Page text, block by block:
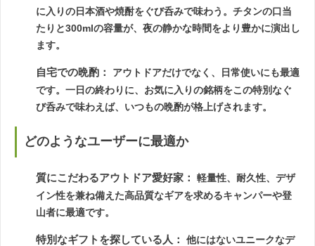
に入りの日本酒や焼酎をぐび呑みで味わう。チタンの口当
たりと300mlの容量が、夜の静かな時間をより豊かに演出し
ます。
自宅での晩酌：
アウトドアだけでなく、日常使いにも最適
です。一日の終わりに、お気に入りの銘柄をこの特別なぐ
び呑みで味わえば、いつもの晩酌が格上げされます。
どのようなユーザーに最適か
質にこだわるアウトドア愛好家：
軽量性、耐久性、デザ
イン性を兼ね備えた高品質なギアを求めるキャンパーや登
山者に最適です。
特別なギフトを探している人：
他にはないユニークなデ